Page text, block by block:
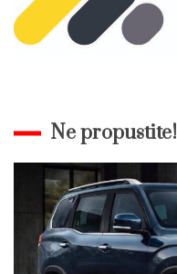
Ne propustite!